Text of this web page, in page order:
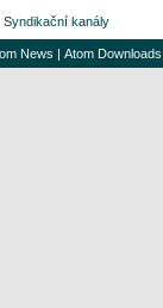
Syndikační kanály
News | Atom Downloads